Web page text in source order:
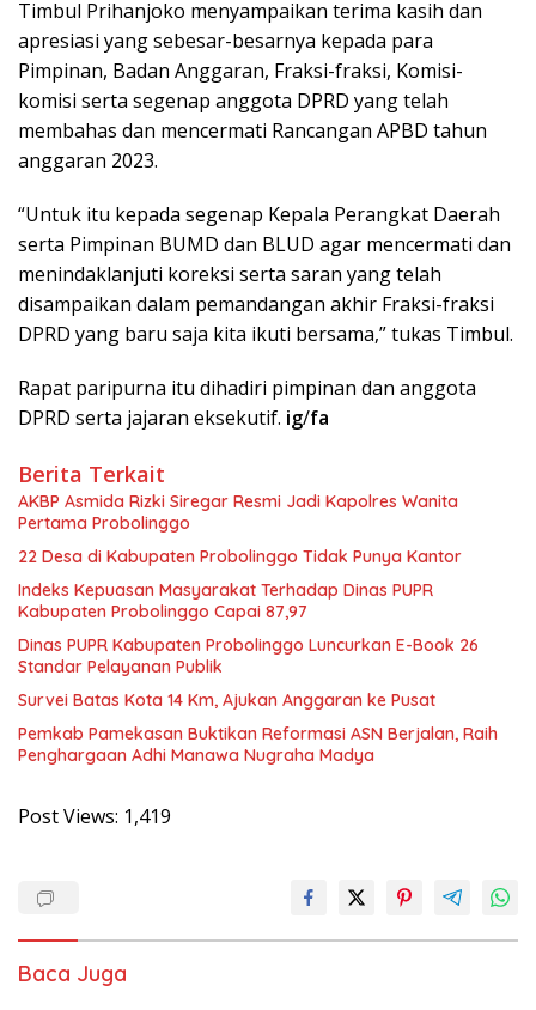
Timbul Prihanjoko menyampaikan terima kasih dan
apresiasi yang sebesar-besarnya kepada para
Pimpinan, Badan Anggaran, Fraksi-fraksi, Komisi-
komisi serta segenap anggota DPRD yang telah
membahas dan mencermati Rancangan APBD tahun
anggaran 2023.
“Untuk itu kepada segenap Kepala Perangkat Daerah
serta Pimpinan BUMD dan BLUD agar mencermati dan
menindaklanjuti koreksi serta saran yang telah
disampaikan dalam pemandangan akhir Fraksi-fraksi
DPRD yang baru saja kita ikuti bersama,” tukas Timbul.
Rapat paripurna itu dihadiri pimpinan dan anggota
DPRD serta jajaran eksekutif. ig/fa
Berita Terkait
AKBP Asmida Rizki Siregar Resmi Jadi Kapolres Wanita
Pertama Probolinggo
22 Desa di Kabupaten Probolinggo Tidak Punya Kantor
Indeks Kepuasan Masyarakat Terhadap Dinas PUPR
Kabupaten Probolinggo Capai 87,97
Dinas PUPR Kabupaten Probolinggo Luncurkan E-Book 26
Standar Pelayanan Publik
Survei Batas Kota 14 Km, Ajukan Anggaran ke Pusat
Pemkab Pamekasan Buktikan Reformasi ASN Berjalan, Raih
Penghargaan Adhi Manawa Nugraha Madya
Post Views: 1,419
Baca Juga